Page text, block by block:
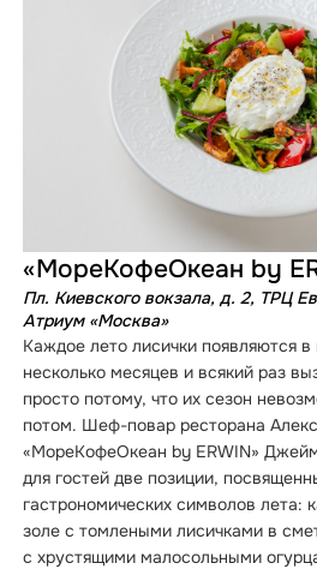
«МореКофеОкеан by
Пл. Киевского вокзала, д. 2, ТРЦ
Атриум «Москва»
Каждое лето лисички появляются
несколько месяцев и всякий раз
просто потому, что их сезон
потом. Шеф-повар ресторана
«МореКофеОкеан by ERWIN»
для гостей две позиции,
гастрономических символов лета:
золе с томлеными лисичками в
с хрустящими малосольными